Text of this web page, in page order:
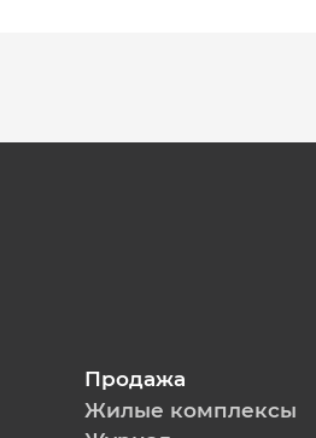
Продажа
Жилые комплексы